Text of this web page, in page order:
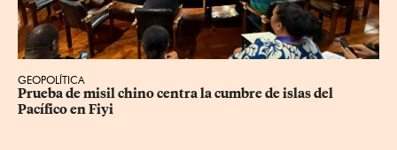
GEOPOLÍTICA
Prueba de misil chino centra la cumbre de islas del
Pacífico en Fiyi